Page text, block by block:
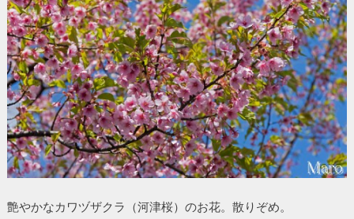
艶やかなカワヅザクラ（河津桜）のお花。散りぞめ。